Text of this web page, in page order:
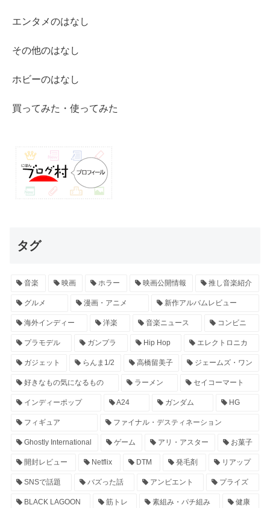
エンタメのはなし
その他のはなし
ホビーのはなし
買ってみた・使ってみた
タグ
音楽 映画 ホラー 映画公開情報 推し音楽紹介
グルメ 漫画・アニメ 新作アルバムレビュー
海外インディー 洋楽 音楽ニュース コンビニ
プラモデル ガンプラ Hip Hop エレクトロニカ
ガジェット らんま1/2 高橋留美子 ジェームズ・ワン
好きなもの気になるもの ラーメン セイコーマート
インディーポップ A24 ガンダム HG
フィギュア ファイナル・デスティネーション
Ghostly International ゲーム アリ・アスター お菓子
開封レビュー Netflix DTM 発毛剤 リアップ
SNSで話題 バズった話 アンビエント プライズ
BLACK LAGOON 筋トレ 素組み・パチ組み 健康